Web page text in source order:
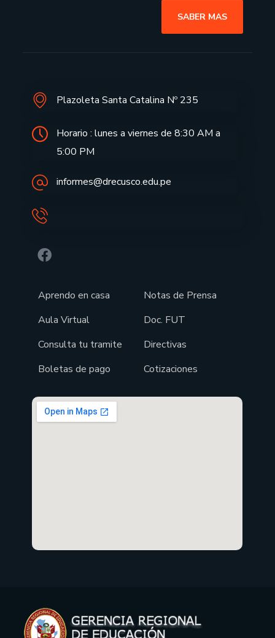
SABER MAS
Plazoleta Santa Catalina Nº 235
Horario : lunes a viernes de 8:30 AM a
5:00 PM
informes@drecusco.edu.pe
Aprendo en casa
Aula Virtual
Consulta tu tramite
Boletas de pago
Notas de Prensa
Doc. FUT
Directivas
Cotizaciones